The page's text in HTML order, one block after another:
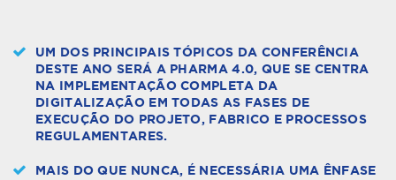
UM DOS PRINCIPAIS TÓPICOS DA CONFERÊNCIA
DESTE ANO SERÁ A PHARMA 4.0, QUE SE CENTRA
NA IMPLEMENTAÇÃO COMPLETA DA
DIGITALIZAÇÃO EM TODAS AS FASES DE
EXECUÇÃO DO PROJETO, FABRICO E PROCESSOS
REGULAMENTARES.
MAIS DO QUE NUNCA, É NECESSÁRIA UMA ÊNFASE